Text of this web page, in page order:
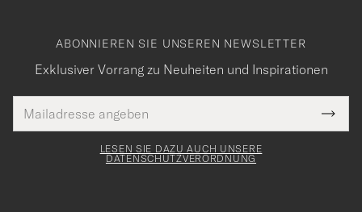
ABONNIEREN SIE UNSEREN NEWSLETTER
Exklusiver Vorrang zu Neuheiten und Inspirationen
Mail
Adresse
Tack
för
LESEN SIE DAZU AUCH UNSERE
DATENSCHUTZVERORDNUNG